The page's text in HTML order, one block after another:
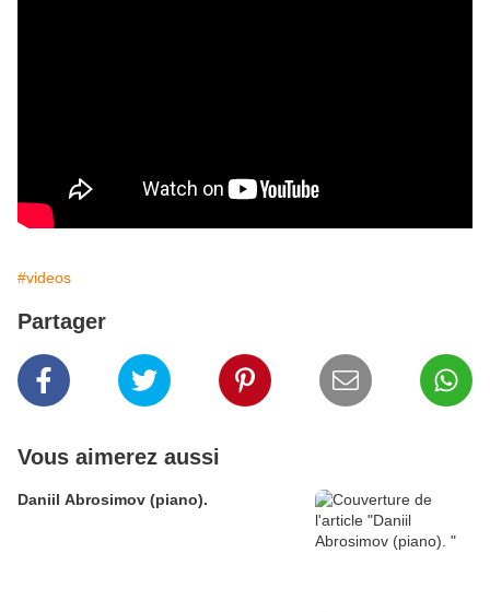
#videos
Partager
Vous aimerez aussi
Daniil Abrosimov (piano).